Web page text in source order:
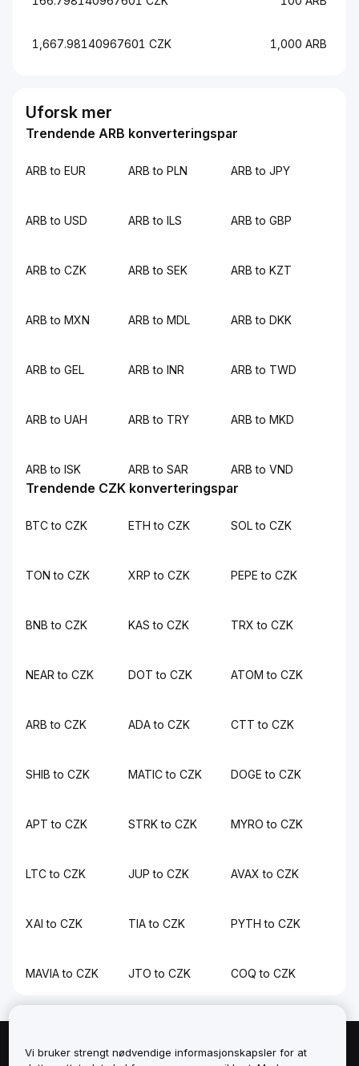
1,667.98140967601 CZK 1,000 ARB
Uforsk mer
Trendende ARB konverteringspar
ARB to EUR ARB to PLN ARB to JPY
ARB to USD ARB to ILS ARB to GBP
ARB to CZK ARB to SEK ARB to KZT
ARB to MXN ARB to MDL ARB to DKK
ARB to GEL ARB to INR ARB to TWD
ARB to UAH ARB to TRY ARB to MKD
ARB to ISK ARB to SAR ARB to VND
Trendende CZK konverteringspar
BTC to CZK ETH to CZK SOL to CZK
TON to CZK XRP to CZK PEPE to CZK
BNB to CZK KAS to CZK TRX to CZK
NEAR to CZK DOT to CZK ATOM to CZK
ARB to CZK ADA to CZK CTT to CZK
SHIB to CZK MATIC to CZK DOGE to CZK
APT to CZK STRK to CZK MYRO to CZK
LTC to CZK JUP to CZK AVAX to CZK
XAI to CZK TIA to CZK PYTH to CZK
MAVIA to CZK JTO to CZK COQ to CZK
Om
Vi bruker strengt nødvendige informasjonskapsler for at